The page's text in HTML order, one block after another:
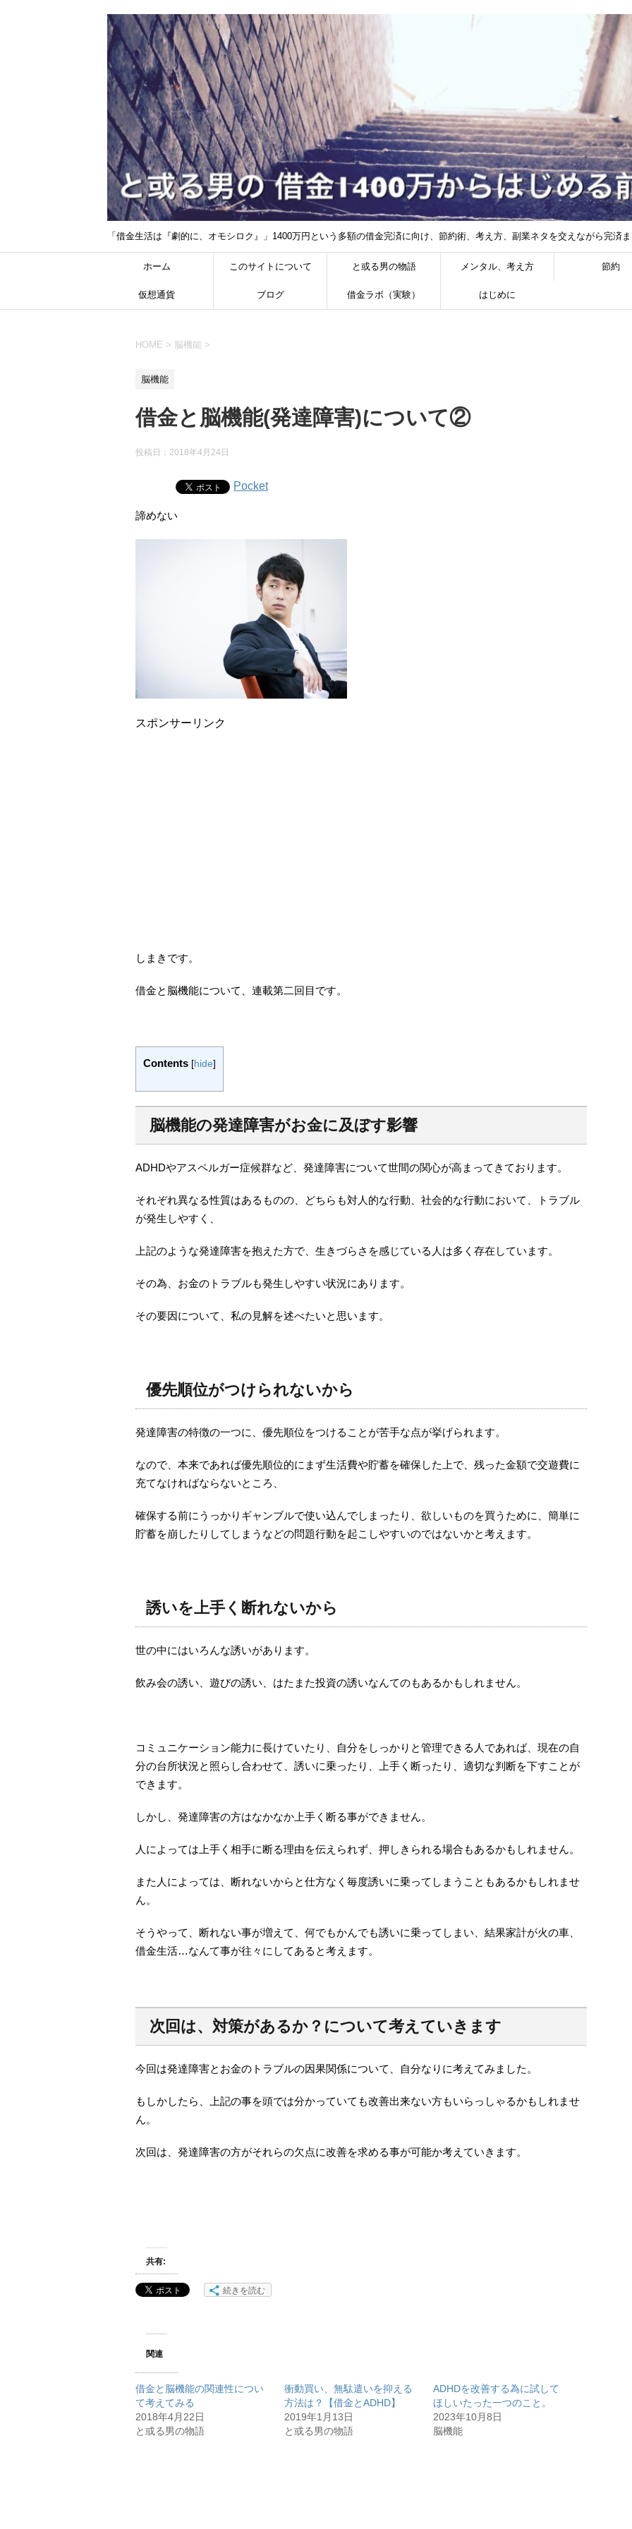
「借金生活は『劇的に、オモシロク』」1400万円という多額の借金完済に向け、節約術、考え方、副業ネタを交えながら完済
ホーム このサイトについて と或る男の物語 メンタル、考え方 節約
仮想通貨 ブログ 借金ラボ（実験） はじめに
HOME > 脳機能 >
脳機能
借金と脳機能(発達障害)について②
投稿日： 2018年4月24日
Pocket
諦めない
スポンサーリンク
しまきです。
借金と脳機能について、連載第二回目です。
Contents [hide]
脳機能の発達障害がお金に及ぼす影響
ADHDやアスペルガー症候群など、発達障害について世間の関心が高まってきております。
それぞれ異なる性質はあるものの、どちらも対人的な行動、社会的な行動において、トラブル
が発生しやすく、
上記のような発達障害を抱えた方で、生きづらさを感じている人は多く存在しています。
その為、お金のトラブルも発生しやすい状況にあります。
その要因について、私の見解を述べたいと思います。
優先順位がつけられないから
発達障害の特徴の一つに、優先順位をつけることが苦手な点が挙げられます。
なので、本来であれば優先順位的にまず生活費や貯蓄を確保した上で、残った金額で交遊費に
充てなければならないところ、
確保する前にうっかりギャンブルで使い込んでしまったり、欲しいものを買うために、簡単に
貯蓄を崩したりしてしまうなどの問題行動を起こしやすいのではないかと考えます。
誘いを上手く断れないから
世の中にはいろんな誘いがあります。
飲み会の誘い、遊びの誘い、はたまた投資の誘いなんてのもあるかもしれません。
コミュニケーション能力に長けていたり、自分をしっかりと管理できる人であれば、現在の自
分の台所状況と照らし合わせて、誘いに乗ったり、上手く断ったり、適切な判断を下すことが
できます。
しかし、発達障害の方はなかなか上手く断る事ができません。
人によっては上手く相手に断る理由を伝えられず、押しきられる場合もあるかもしれません。
また人によっては、断れないからと仕方なく毎度誘いに乗ってしまうこともあるかもしれませ
ん。
そうやって、断れない事が増えて、何でもかんでも誘いに乗ってしまい、結果家計が火の車、
借金生活…なんて事が往々にしてあると考えます。
次回は、対策があるか？について考えていきます
今回は発達障害とお金のトラブルの因果関係について、自分なりに考えてみました。
もしかしたら、上記の事を頭では分かっていても改善出来ない方もいらっしゃるかもしれませ
ん。
次回は、発達障害の方がそれらの欠点に改善を求める事が可能か考えていきます。
共有:
続きを読む
関連
借金と脳機能の関連性につい
て考えてみる
2018年4月22日
と或る男の物語
衝動買い、無駄遣いを抑える
方法は？【借金とADHD】
2019年1月13日
と或る男の物語
ADHDを改善する為に試して
ほしいたった一つのこと。
2023年10月8日
脳機能